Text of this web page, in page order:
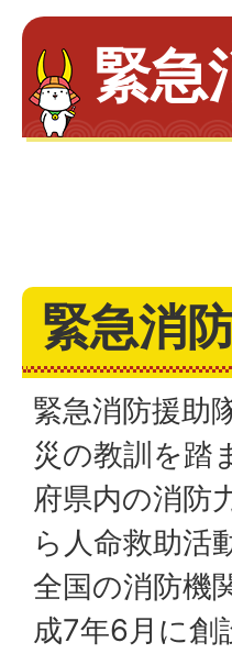
緊急
緊急消
緊急消防援助
災の教訓を踏
府県内の消防
ら⼈命救助活
全国の消防機
成7年6⽉に創